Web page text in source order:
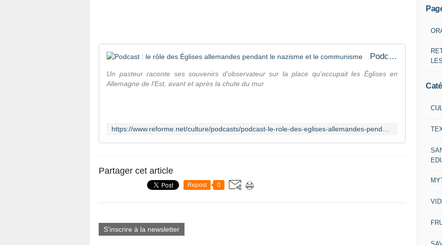
Podcast : le rôle des Églises allemandes pendant le nazisme et le communisme
Un pasteur raconte ses souvenirs d'observateur sur la place qu'occupait les Églises en
Allemagne de l'Est, avant et après la chute du mur
Partager cet article
Repost 0
S'inscrire à la newsletter